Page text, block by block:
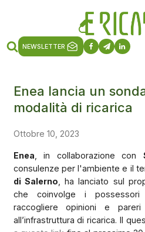
NEWSLETTER
Enea lancia un
modalità di ricarica
Ottobre 10, 2023
Enea , in collaborazione con
consulenze per l'ambiente e il
di Salerno , ha lanciato sul
che coinvolge i
raccogliere opinioni e
all’infrastruttura di ricarica. Il